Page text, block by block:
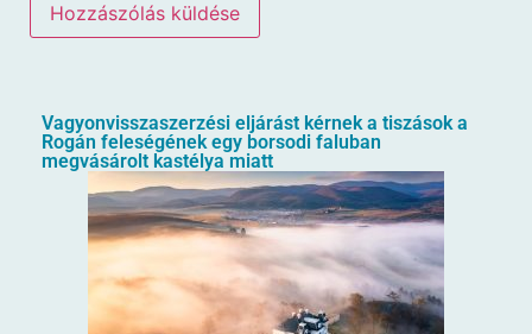
Vagyonvisszaszerzési eljárást kérnek a tiszások a
Rogán feleségének egy borsodi faluban
megvásárolt kastélya miatt